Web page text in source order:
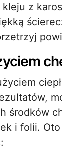
kleju z
środków
i folii.